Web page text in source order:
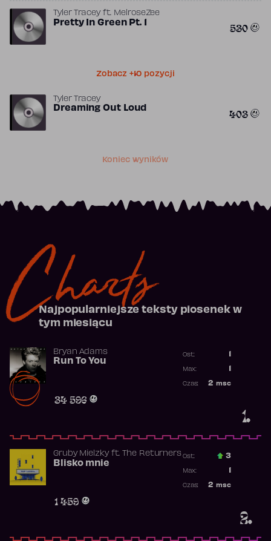
Tyler Traceyft. MelroseZee
Pretty In Green Pt. 1 530
Zobacz +10 pozycji
Tyler Tracey
Dreaming Out Loud 403
Koniec wyników
Charts
Najpopularniejsze teksty piosenek w
tym miesiącu
1.
Bryan Adams
Run To You
34 596
Ost.:
Max:
2 msc
Czas:
2.
Gruby Mielzkyft. The Returners
Blisko mnie
1 459
Ost.: 3
Max:
2 msc
Czas: